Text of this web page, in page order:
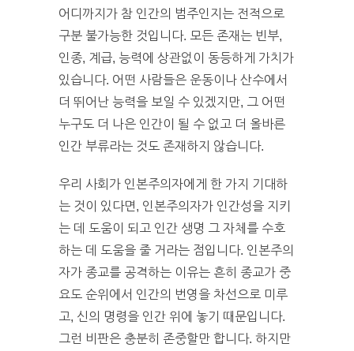
어디까지가 참 인간의 범주인지는 전적으로
구분 불가능한 것입니다. 모든 존재는 빈부,
인종, 계급, 능력에 상관없이 동등하게 가치가
있습니다. 어떤 사람들은 운동이나 산수에서
더 뛰어난 능력을 보일 수 있겠지만, 그 어떤
누구도 더 나은 인간이 될 수 없고 더 올바른
인간 부류라는 것도 존재하지 않습니다.
우리 사회가 인본주의자에게 한 가지 기대하
는 것이 있다면, 인본주의자가 인간성을 지키
는 데 도움이 되고 인간 생명 그 자체를 수호
하는 데 도움을 줄 거라는 점입니다. 인본주의
자가 종교를 공격하는 이유는 흔히 종교가 중
요도 순위에서 인간의 번영을 차선으로 미루
고, 신의 명령을 인간 위에 놓기 때문입니다.
그런 비판은 충분히 존중할만 합니다. 하지만